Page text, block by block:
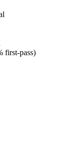
first‑pass)